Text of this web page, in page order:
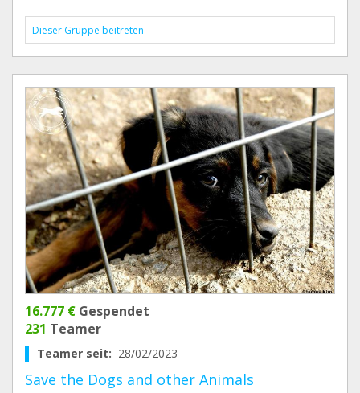
Dieser Gruppe beitreten
16.777 € Gespendet
231 Teamer
Teamer seit: 28/02/2023
Save the Dogs and other Animals